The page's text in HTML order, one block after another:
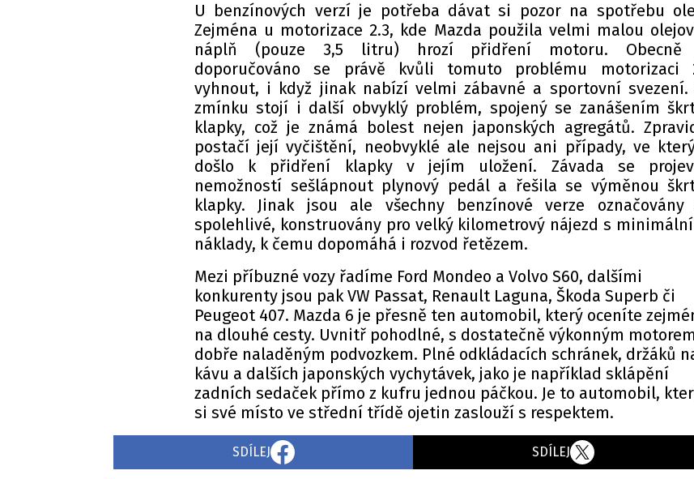
U benzínových verzí je potřeba dávat si pozor na spotřebu
Zejména u motorizace 2.3, kde Mazda použila velmi malou
náplň (pouze 3,5 litru) hrozí přidření motoru. Obecně
doporučováno se právě kvůli tomuto problému motorizaci
vyhnout, i když jinak nabízí velmi zábavné a sportovní svezení.
zmínku stojí i další obvyklý problém, spojený se zanášením
klapky, což je známá bolest nejen japonských agregátů.
postačí její vyčištění, neobvyklé ale nejsou ani případy, ve
došlo k přidření klapky v jejím uložení. Závada se
nemožností sešlápnout plynový pedál a řešila se výměnou
klapky. Jinak jsou ale všechny benzínové verze označovány
spolehlivé, konstruovány pro velký kilometrový nájezd s
náklady, k čemu dopomáhá i rozvod řetězem.
Mezi příbuzné vozy řadíme Ford Mondeo a Volvo S60, dalšími
konkurenty jsou pak VW Passat, Renault Laguna, Škoda Superb či
Peugeot 407. Mazda 6 je přesně ten automobil, který oceníte
na dlouhé cesty. Uvnitř pohodlné, s dostatečně výkonným
dobře naladěným podvozkem. Plné odkládacích schránek, držáků
kávu a dalších japonských vychytávek, jako je například sklápění
zadních sedaček přímo z kufru jednou páčkou. Je to automobil,
si své místo ve střední třídě ojetin zaslouží s respektem.
SDÍLEJ SDÍLEJ